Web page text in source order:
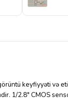
keyfiyyəti və
1/2.8″ CMOS